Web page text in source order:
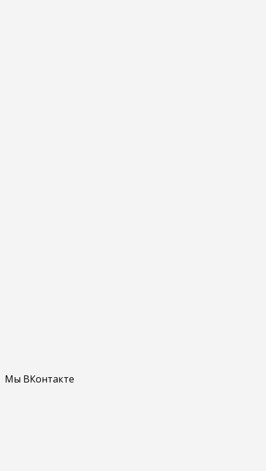
Мы ВКонтакте